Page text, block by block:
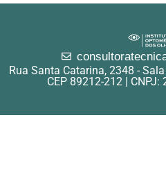
Rua Santa Catarina, 2348 -
CEP 89212-212 |